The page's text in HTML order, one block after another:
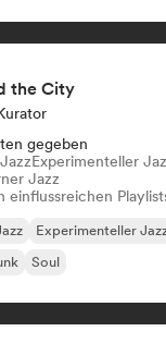
the City
gegeben
Experimenteller
Jazz
einflussreichen
Experimenteller
Soul